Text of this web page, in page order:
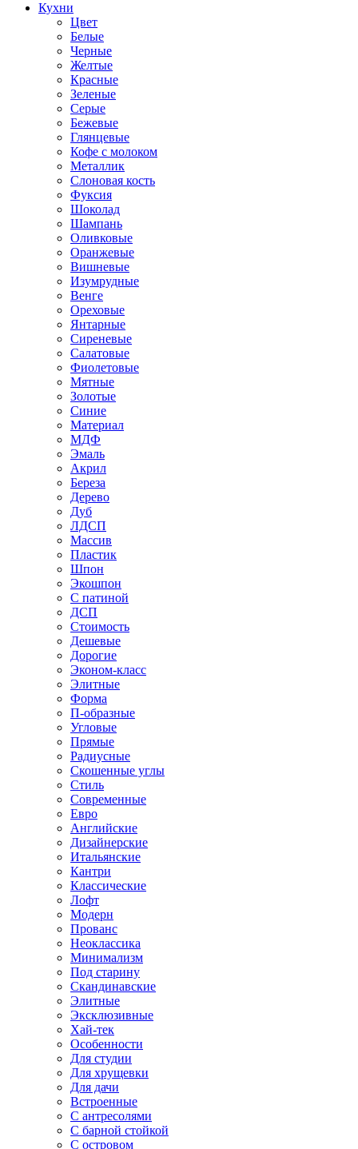
Кухни
Цвет
Белые
Черные
Желтые
Красные
Зеленые
Серые
Бежевые
Глянцевые
Кофе с молоком
Металлик
Слоновая кость
Фуксия
Шоколад
Шампань
Оливковые
Оранжевые
Вишневые
Изумрудные
Венге
Ореховые
Янтарные
Сиреневые
Салатовые
Фиолетовые
Мятные
Золотые
Синие
Материал
МДФ
Эмаль
Акрил
Береза
Дерево
Дуб
ЛДСП
Массив
Пластик
Шпон
Экошпон
С патиной
ДСП
Стоимость
Дешевые
Дорогие
Эконом-класс
Элитные
Форма
П-образные
Угловые
Прямые
Радиусные
Скошенные углы
Стиль
Современные
Евро
Английские
Дизайнерские
Итальянские
Кантри
Классические
Лофт
Модерн
Прованс
Неоклассика
Минимализм
Под старину
Скандинавские
Элитные
Эксклюзивные
Хай-тек
Особенности
Для студии
Для хрущевки
Для дачи
Встроенные
С антресолями
С барной стойкой
С островом